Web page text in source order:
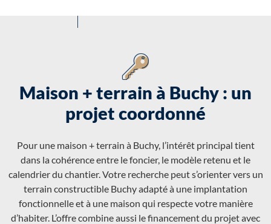
Maison + terrain à Buchy : un
projet coordonné
Pour une maison + terrain à Buchy, l’intérêt principal tient
dans la cohérence entre le foncier, le modèle retenu et le
calendrier du chantier. Votre recherche peut s’orienter vers un
terrain constructible Buchy adapté à une implantation
fonctionnelle et à une maison qui respecte votre manière
d’habiter. L’offre combine aussi le financement du projet avec